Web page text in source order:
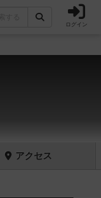
ログイン
アクセス